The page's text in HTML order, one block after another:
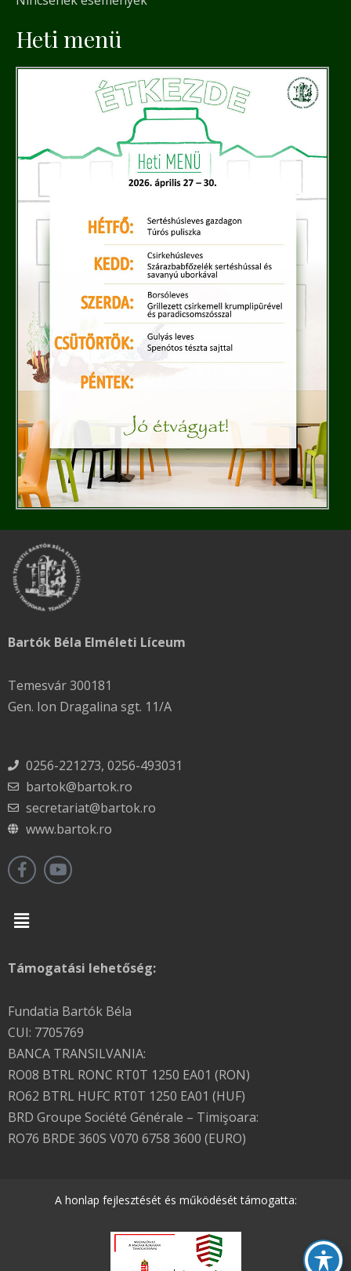
fHeti menü
Bartók Béla Elméleti Líceum
Temesvár 300181
Gen. Ion Dragalina sgt. 11/A
0256-221273, 0256-493031
bartok@bartok.ro
secretariat@bartok.ro
www.bartok.ro
Menu
Támogatási lehetőség:
Fundatia Bartók Béla
CUI: 7705769
BANCA TRANSILVANIA:
RO08 BTRL RONC RT0T 1250 EA01 (RON)
RO62 BTRL HUFC RT0T 1250 EA01 (HUF)
BRD Groupe Société Générale – Timişoara:
RO76 BRDE 360S V070 6758 3600 (EURO)
A honlap fejlesztését és működését támogatta: